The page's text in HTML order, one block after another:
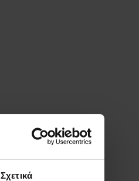
Σχετικά